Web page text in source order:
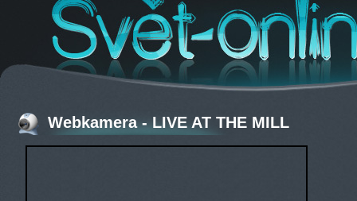
Webkamera - LIVE AT THE MILL